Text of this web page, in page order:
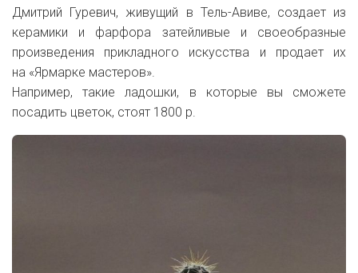
Дмитрий Гуревич, живущий в Тель-Авиве, создает из
керамики и фарфора затейливые и своеобразные
произведения прикладного искусства и продает их
на «Ярмарке мастеров».
Например, такие ладошки, в которые вы сможете
посадить цветок, стоят 1800 р.